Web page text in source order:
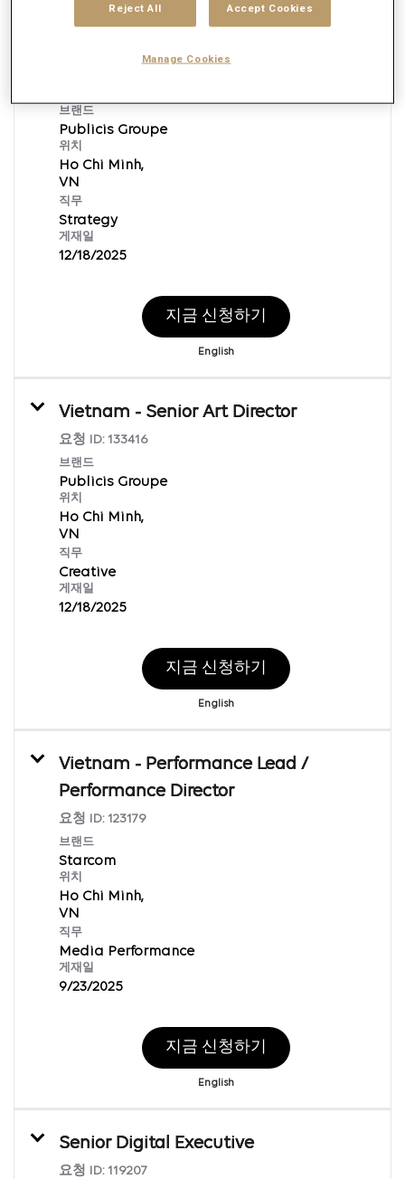
Data Intelligence Specialist
브랜드
Publicis Groupe
위치
Ho Chi Minh,
직무
Strategy
게재일
12/18/2025
지금 신청하기
English
Vietnam - Senior Art Director
요청 ID: 133416
브랜드
Publicis Groupe
위치
Ho Chi Minh,
직무
Creative
게재일
12/18/2025
지금 신청하기
English
Vietnam - Performance Lead /
Performance Director
요청 ID: 123179
브랜드
Starcom
위치
Ho Chi Minh,
직무
Media Performance
게재일
9/23/2025
지금 신청하기
English
Senior Digital Executive
요청 ID: 119207
Reject All Accept Cookies
Manage Cookies